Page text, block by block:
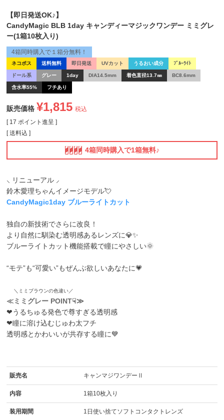
【即日発送OK♪】
CandyMagic BLB 1day キャンディーマジックワンデー ミミグレ
ー(1箱10枚入り)
ネコポス 送料無料 即日発送 UVカット うるおい成分 ﾌﾞﾙｰﾗｲﾄ
ドール系 グレー 1day DIA14.5mm 着色直径13.7㎜ BC8.6mm
含水率55% フチあり
4箱同時購入で１箱分無料！
販売価格 ¥1,815 税込
[ 17 ポイント進呈 ]
送料込
4箱同時購入で1箱無料♪
⸜ リニューアル ⸝
鈴木愛理ちゃんイメージモデル💘
CandyMagic1day ブルーライトカット
独自の新技術でさらに改良！
より自然に馴染む透明感あるレンズに💎✨
ブルーライトカット機能搭載で瞳にやさしい🌞
“モテ”も“可愛い”もぜんぶ欲しいあなたに💗
＼ミミブラウンの色違い／
≪ミミグレー POINT☟≫
❤うるちゅる発色で尊すぎる透明感
❤瞳に溶け込むじゅわ太フチ
透明感とかわいいが共存する瞳に💙
販売名 キャンマジワンデーⅡ
内容 1箱10枚入り
装用期間 1日使い捨てソフトコンタクトレンズ